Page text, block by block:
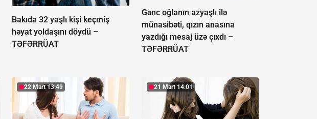
Bakıda 32 yaşlı kişi keçmiş
həyat yoldaşını döydü –
TƏFƏRRÜAT
Gənc oğlanın azyaşlı ilə
münasibəti, qızın anasına
yazdığı mesaj üzə çıxdı –
TƏFƏRRÜAT
22 Mart 13:49 21 Mart 14:01